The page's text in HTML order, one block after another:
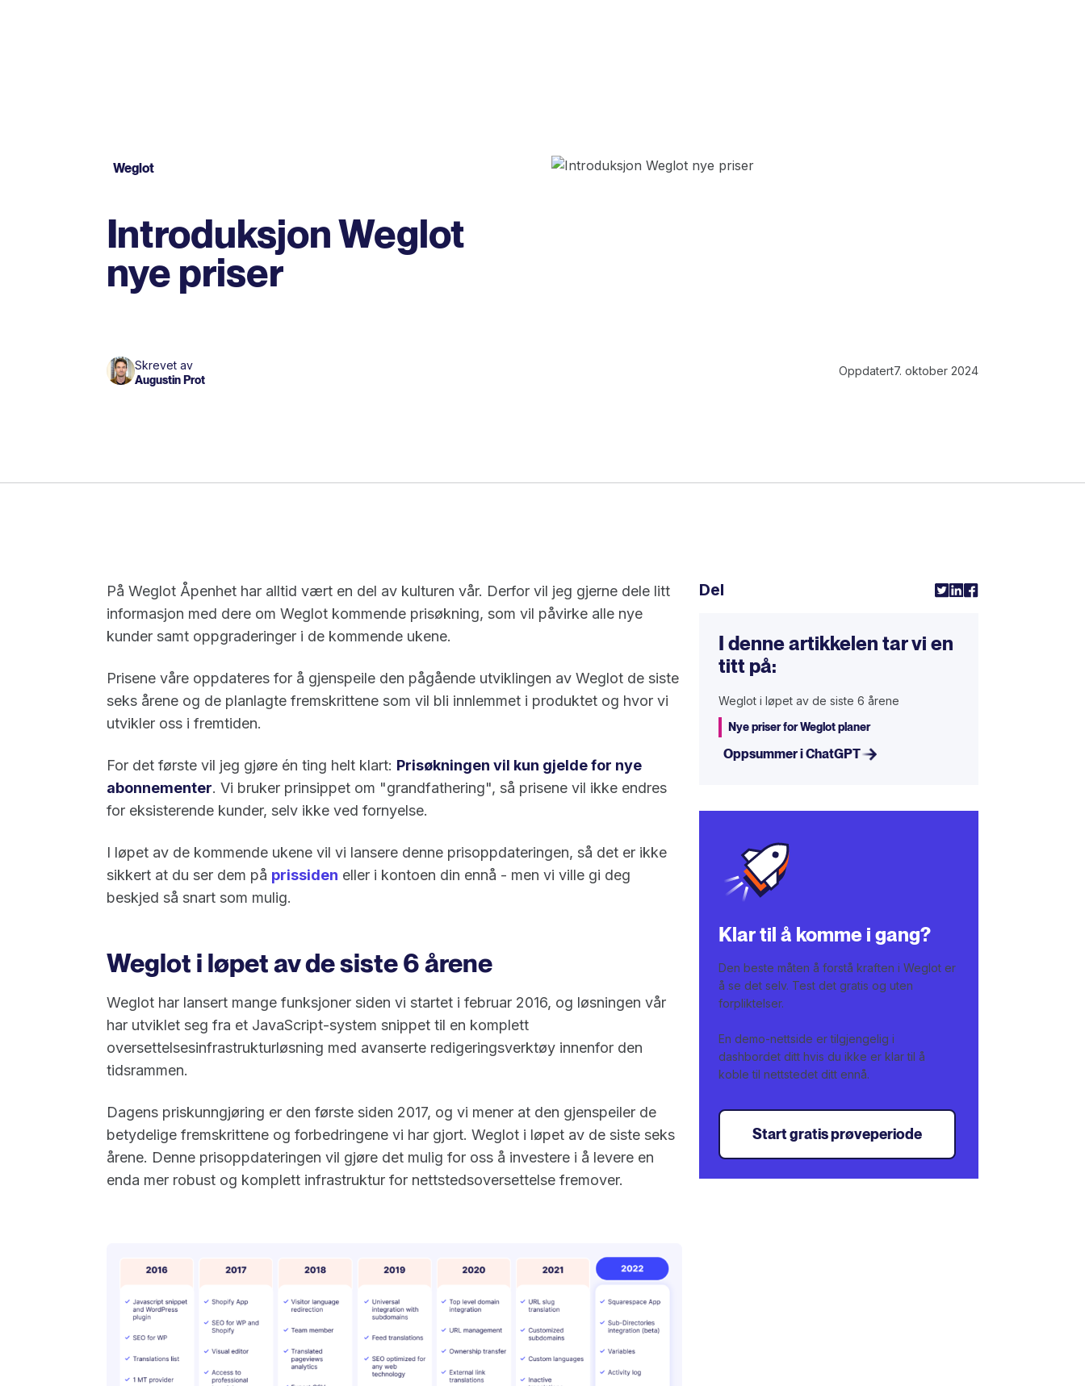
Weglot
Introduksjon Weglot
nye priser
Skrevet av
Augustin Prot
Oppdatert7. oktober 2024
På Weglot Åpenhet har alltid vært en del av kulturen vår. Derfor vil jeg gjerne dele litt
informasjon med dere om Weglot kommende prisøkning, som vil påvirke alle nye
kunder samt oppgraderinger i de kommende ukene.
Prisene våre oppdateres for å gjenspeile den pågående utviklingen av Weglot de siste
seks årene og de planlagte fremskrittene som vil bli innlemmet i produktet og hvor vi
utvikler oss i fremtiden.
For det første vil jeg gjøre én ting helt klart: Prisøkningen vil kun gjelde for nye
abonnementer. Vi bruker prinsippet om "grandfathering", så prisene vil ikke endres
for eksisterende kunder, selv ikke ved fornyelse.
I løpet av de kommende ukene vil vi lansere denne prisoppdateringen, så det er ikke
sikkert at du ser dem på prissiden eller i kontoen din ennå - men vi ville gi deg
beskjed så snart som mulig.
Weglot i løpet av de siste 6 årene
Weglot har lansert mange funksjoner siden vi startet i februar 2016, og løsningen vår
har utviklet seg fra et JavaScript-system snippet til en komplett
oversettelsesinfrastrukturløsning med avanserte redigeringsverktøy innenfor den
tidsrammen.
Dagens priskunngjøring er den første siden 2017, og vi mener at den gjenspeiler de
betydelige fremskrittene og forbedringene vi har gjort. Weglot i løpet av de siste seks
årene. Denne prisoppdateringen vil gjøre det mulig for oss å investere i å levere en
enda mer robust og komplett infrastruktur for nettstedsoversettelse fremover.
Del
I denne artikkelen tar vi en
titt på:
Weglot i løpet av de siste 6 årene
Nye priser for Weglot planer
Oppsummer i ChatGPT
Klar til å komme i gang?
Den beste måten å forstå kraften i Weglot er
å se det selv. Test det gratis og uten
forpliktelser.
En demo-nettside er tilgjengelig i
dashbordet ditt hvis du ikke er klar til å
koble til nettstedet ditt ennå.
Start gratis prøveperiode